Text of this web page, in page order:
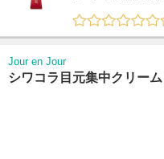
Jour en Jour
シワコラ目元集中クリー